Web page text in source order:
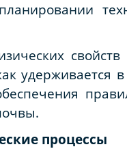
удерживается
процессы